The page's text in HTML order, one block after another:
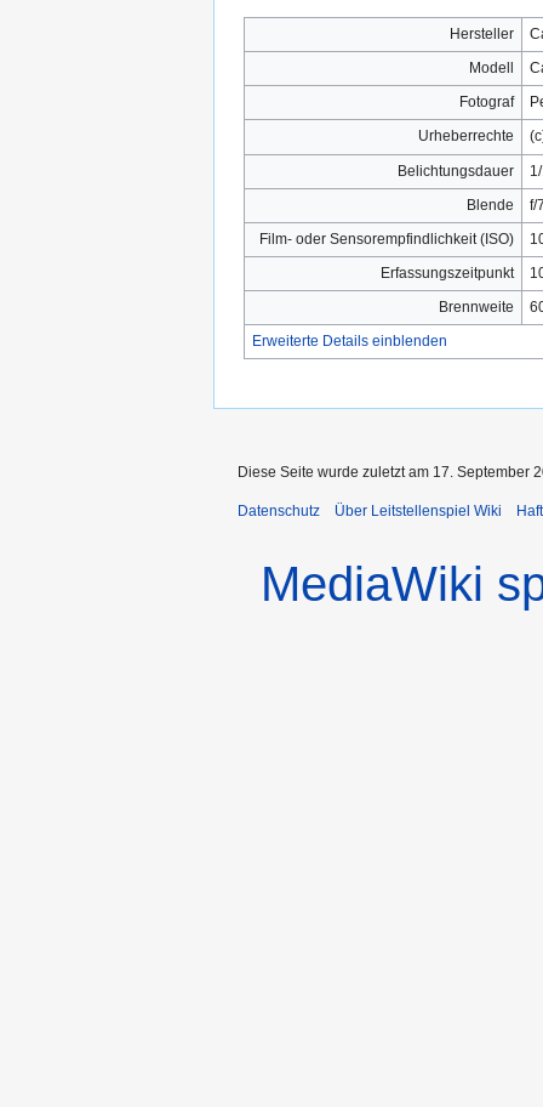
Hersteller
Modell
Fotograf
Urheberrechte
Belichtungsdauer
Blende
f/
Film- oder Sensorempfindlichkeit (ISO)
Erfassungszeitpunkt
Brennweite
Erweiterte Details einblenden
Diese Seite wurde zuletzt am 17. September
Datenschutz Über Leitstellenspiel Wiki
MediaWiki